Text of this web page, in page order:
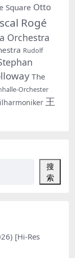
Square Otto
Rogé
Orchestra
Rudolf
The
Orchester
王
搜
索
[Hi-Res